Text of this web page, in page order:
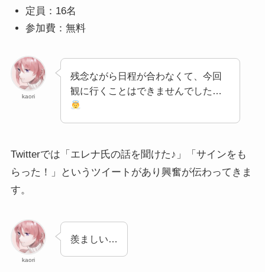
定員：16名
参加費：無料
kaori
残念ながら日程が合わなくて、今回
観に行くことはできませんでした…
Twitterでは「エレナ氏の話を聞けた♪」「サインをも
らった！」というツイートがあり興奮が伝わってきま
す。
kaori
羨ましい…